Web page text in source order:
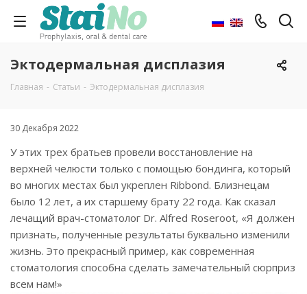
Эктодермальная дисплазия
Главная - Статьи - Эктодермальная дисплазия
30 Декабря 2022
У этих трех братьев провели восстановление на
верхней челюсти только с помощью бондинга, который
во многих местах был укреплен Ribbond. Близнецам
было 12 лет, а их старшему брату 22 года. Как сказал
лечащий врач-стоматолог Dr. Alfred Roseroot, «Я должен
признать, полученные результаты буквально изменили
жизнь. Это прекрасный пример, как современная
стоматология способна сделать замечательный сюрприз
всем нам!»